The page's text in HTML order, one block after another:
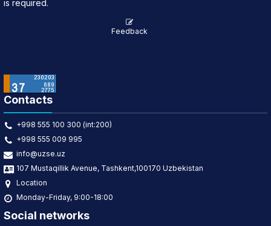
is required.
Feedback
Contacts
+998 555 100 300 (int:200)
+998 555 009 995
info@uzse.uz
107 Mustaqillik Avenue, Tashkent,100170 Uzbekistan
Location
Monday-Friday, 9:00-18:00
Social networks